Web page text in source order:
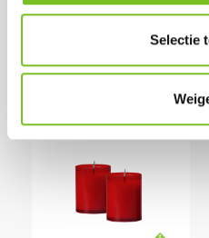
Selectie
doos)
Op voorraad